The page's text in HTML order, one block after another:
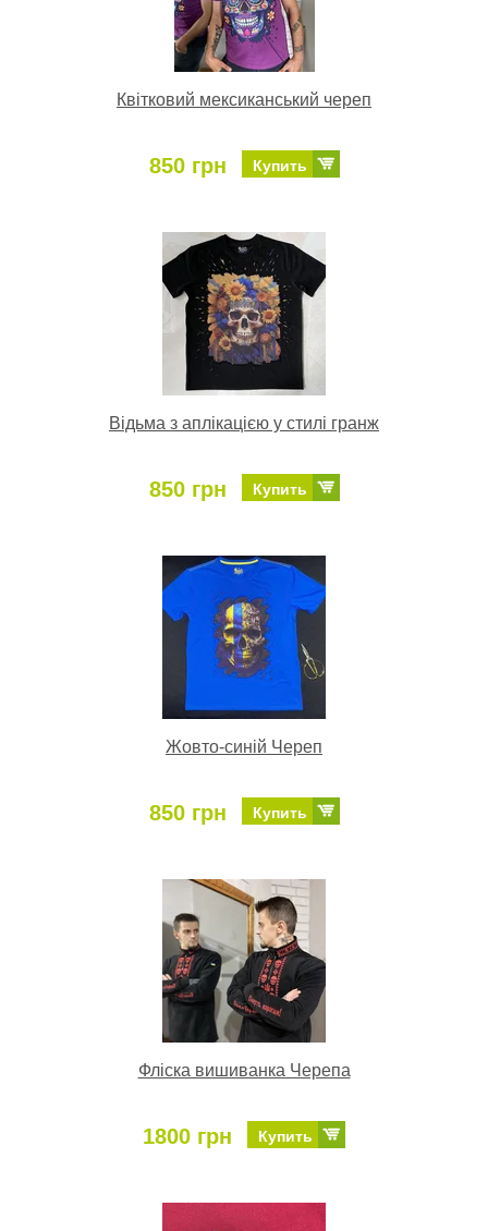
Квітковий мексиканський череп
850 грн Купить
Відьма з аплікацією у стилі гранж
850 грн Купить
Жовто-синій Череп
850 грн Купить
Фліска вишиванка Черепа
1800 грн Купить